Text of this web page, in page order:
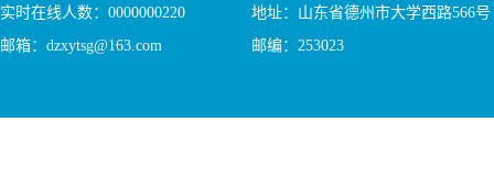
实时在线人数： 0000000220
邮箱：dzxytsg@163.com
地址：山东省德州市大学西路566号
邮编：253023